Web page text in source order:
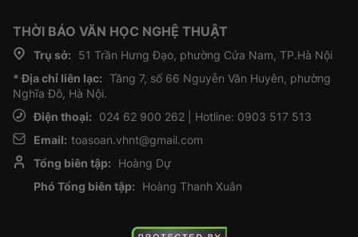
THỜI BÁO VĂN HỌC NGHỆ THUẬT
Trụ sở:
51 Trần Hưng Đạo, phường Cửa Nam, TP.Hà Nội
* Địa chỉ liên lạc: Tầng 7, số 66 Nguyễn Văn Huyên, phường
Nghĩa Đô, Hà Nội.
Điện thoại:
024 62 900 262 | Hotline: 0903 517 513
Email: toasoan.vhnt@gmail.com
Tổng biên tập:
Hoàng Dự
Phó Tổng biên tập:
Hoàng Thanh Xuân